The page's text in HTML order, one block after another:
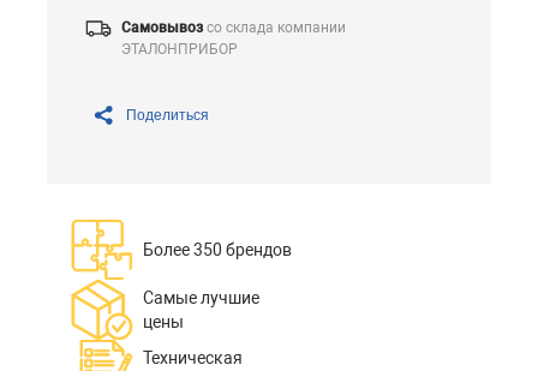
Самовывозсо склада компании
ЭТАЛОНПРИБОР
Поделиться
Более 350 брендов
Самые лучшие
цены
Техническая